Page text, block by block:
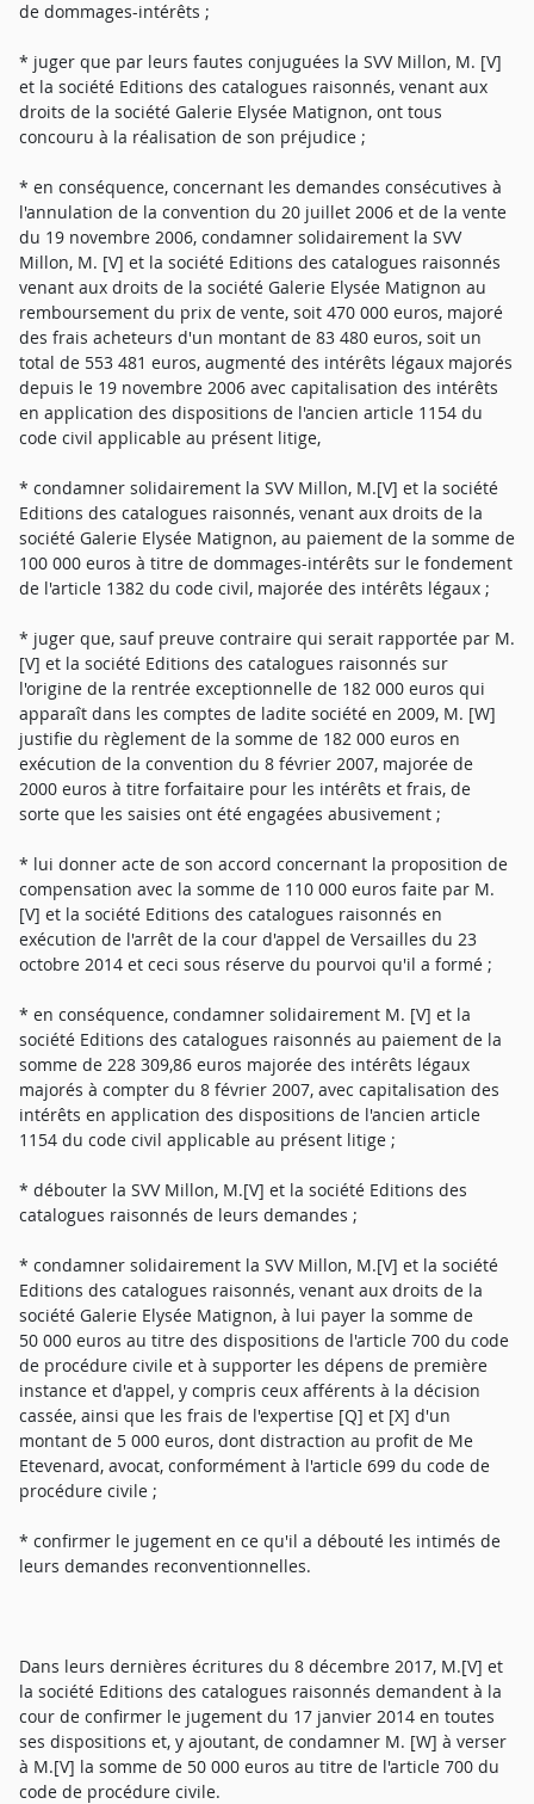
de dommages-intérêts ;
* juger que par leurs fautes conjuguées la SVV Millon, M. [V]
et la société Editions des catalogues raisonnés, venant aux
droits de la société Galerie Elysée Matignon, ont tous
concouru à la réalisation de son préjudice ;
* en conséquence, concernant les demandes consécutives à
l'annulation de la convention du 20 juillet 2006 et de la vente
du 19 novembre 2006, condamner solidairement la SVV
Millon, M. [V] et la société Editions des catalogues raisonnés
venant aux droits de la société Galerie Elysée Matignon au
remboursement du prix de vente, soit 470 000 euros, majoré
des frais acheteurs d'un montant de 83 480 euros, soit un
total de 553 481 euros, augmenté des intérêts légaux majorés
depuis le 19 novembre 2006 avec capitalisation des intérêts
en application des dispositions de l'ancien article 1154 du
code civil applicable au présent litige,
* condamner solidairement la SVV Millon, M.[V] et la société
Editions des catalogues raisonnés, venant aux droits de la
société Galerie Elysée Matignon, au paiement de la somme de
100 000 euros à titre de dommages-intérêts sur le fondement
de l'article 1382 du code civil, majorée des intérêts légaux ;
* juger que, sauf preuve contraire qui serait rapportée par M.
[V] et la société Editions des catalogues raisonnés sur
l'origine de la rentrée exceptionnelle de 182 000 euros qui
apparaît dans les comptes de ladite société en 2009, M. [W]
justifie du règlement de la somme de 182 000 euros en
exécution de la convention du 8 février 2007, majorée de
2000 euros à titre forfaitaire pour les intérêts et frais, de
sorte que les saisies ont été engagées abusivement ;
* lui donner acte de son accord concernant la proposition de
compensation avec la somme de 110 000 euros faite par M.
[V] et la société Editions des catalogues raisonnés en
exécution de l'arrêt de la cour d'appel de Versailles du 23
octobre 2014 et ceci sous réserve du pourvoi qu'il a formé ;
* en conséquence, condamner solidairement M. [V] et la
société Editions des catalogues raisonnés au paiement de la
somme de 228 309,86 euros majorée des intérêts légaux
majorés à compter du 8 février 2007, avec capitalisation des
intérêts en application des dispositions de l'ancien article
1154 du code civil applicable au présent litige ;
* débouter la SVV Millon, M.[V] et la société Editions des
catalogues raisonnés de leurs demandes ;
* condamner solidairement la SVV Millon, M.[V] et la société
Editions des catalogues raisonnés, venant aux droits de la
société Galerie Elysée Matignon, à lui payer la somme de
50 000 euros au titre des dispositions de l'article 700 du code
de procédure civile et à supporter les dépens de première
instance et d'appel, y compris ceux afférents à la décision
cassée, ainsi que les frais de l'expertise [Q] et [X] d'un
montant de 5 000 euros, dont distraction au profit de Me
Etevenard, avocat, conformément à l'article 699 du code de
procédure civile ;
* confirmer le jugement en ce qu'il a débouté les intimés de
leurs demandes reconventionnelles.
Dans leurs dernières écritures du 8 décembre 2017, M.[V] et
la société Editions des catalogues raisonnés demandent à la
cour de confirmer le jugement du 17 janvier 2014 en toutes
ses dispositions et, y ajoutant, de condamner M. [W] à verser
à M.[V] la somme de 50 000 euros au titre de l'article 700 du
code de procédure civile.